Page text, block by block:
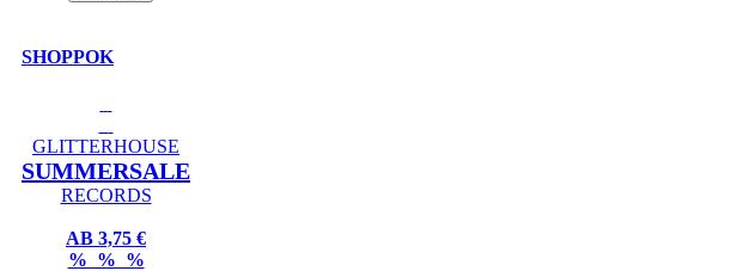
SHOPPOK
GLITTERHOUSE
SUMMERSALE
RECORDS
AB 3,75 €
% % %